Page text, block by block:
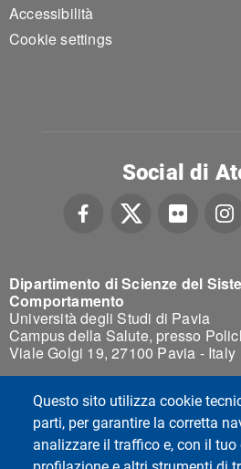
Questo sito utilizza cookie
parti, per garantire la corretta
analizzare il traffico e, con il tuo
Accessibilità
Cookie settings
Dipartimento di Scienze del
Comportamento
Università degli Studi di Pavia
Campus della Salute, presso
Viale Golgi 19, 27100 Pavia - Italy
Social di